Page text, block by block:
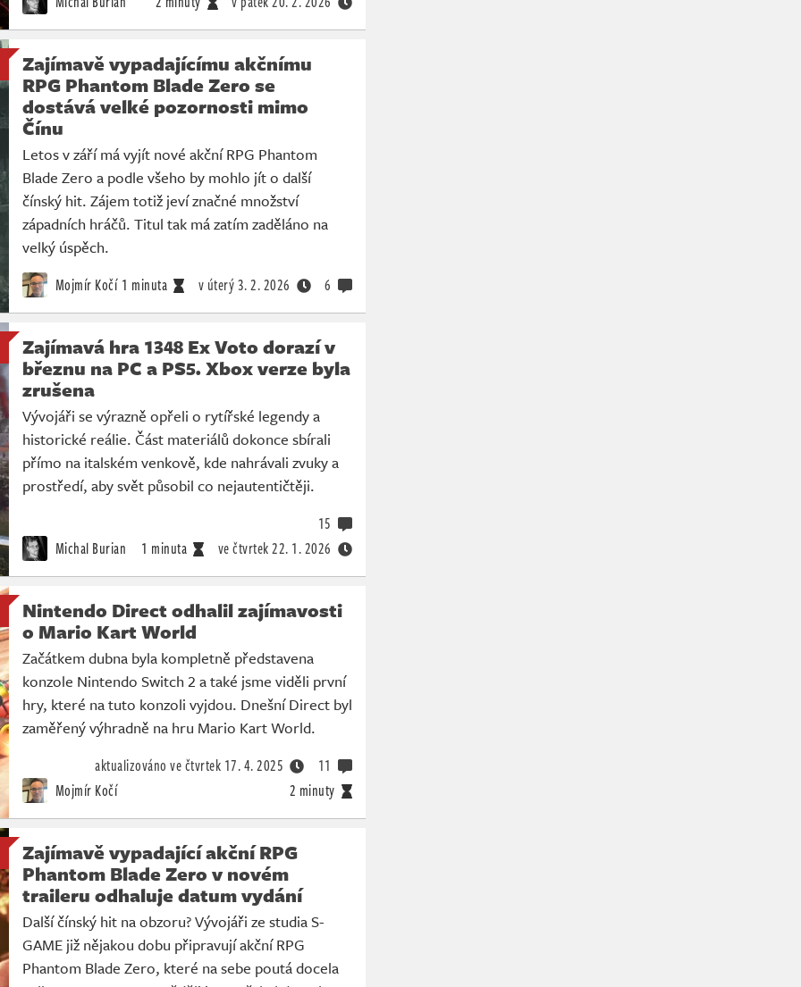
Zajímavě vypadajícímu akčnímu
RPG Phantom Blade Zero se
dostává velké pozornosti mimo
Čínu
Letos v září má vyjít nové akční RPG Phantom
Blade Zero a podle všeho by mohlo jít o další
čínský hit. Zájem totiž jeví značné množství
západních hráčů. Titul tak má zatím zaděláno na
velký úspěch.
Mojmír Kočí 1 minuta v úterý3. 2. 2026 6
Zajímavá hra 1348 Ex Voto dorazí v
březnu na PC a PS5. Xbox verze byla
zrušena
Vývojáři se výrazně opřeli o rytířské legendy a
historické reálie. Část materiálů dokonce sbírali
přímo na italském venkově, kde nahrávali zvuky a
prostředí, aby svět působil co nejautentičtěji.
Michal Burian 1 minuta ve čtvrtek22. 1. 2026
15
Nintendo Direct odhalil zajímavosti
o Mario Kart World
Začátkem dubna byla kompletně představena
konzole Nintendo Switch 2 a také jsme viděli první
hry, které na tuto konzoli vyjdou. Dnešní Direct byl
zaměřený výhradně na hru Mario Kart World.
Mojmír Kočí 2 minuty
aktualizováno ve čtvrtek 17. 4. 2025 11
Zajímavě vypadající akční RPG
Phantom Blade Zero v novém
traileru odhaluje datum vydání
Další čínský hit na obzoru? Vývojáři ze studia S-
GAME již nějakou dobu připravují akční RPG
Phantom Blade Zero, které na sebe poutá docela